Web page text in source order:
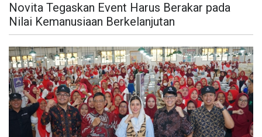
Novita Tegaskan Event Harus Berakar pada
Nilai Kemanusiaan Berkelanjutan